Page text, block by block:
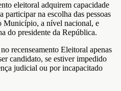
eleitoral adquirem capacidade
na escolha das pessoas
Município, a nível nacional, e
do presidente da República.
recenseamento Eleitoral apenas
candidato, se estiver impedido
judicial ou por incapacitado